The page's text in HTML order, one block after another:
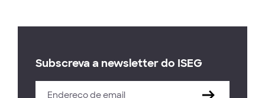
Subscreva a newsletter do ISEG